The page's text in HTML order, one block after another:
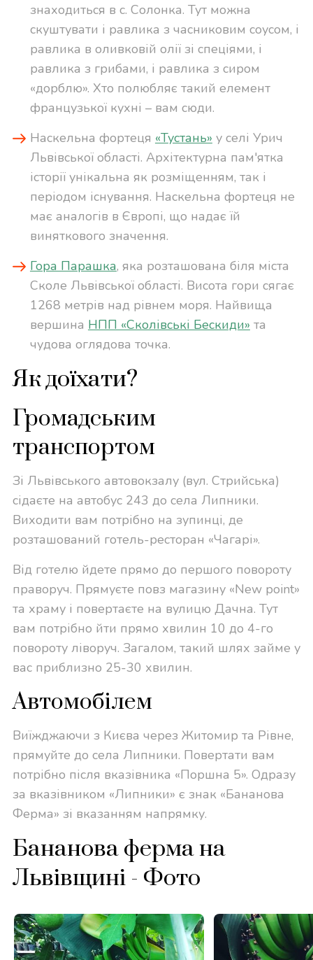
знаходиться в с. Солонка. Тут можна
скуштувати і равлика з часниковим соусом, і
равлика в оливковій олії зі спеціями, і
равлика з грибами, і равлика з сиром
«дорблю». Хто полюбляє такий елемент
французької кухні – вам сюди.
Наскельна фортеця «Тустань» у селі Урич
Львівської області. Архітектурна пам'ятка
історії унікальна як розміщенням, так і
періодом існування. Наскельна фортеця не
має аналогів в Європі, що надає їй
виняткового значення.
Гора Парашка, яка розташована біля міста
Сколе Львівської області. Висота гори сягає
1268 метрів над рівнем моря. Найвища
вершина НПП «Сколівські Бескиди» та
чудова оглядова точка.
Як доїхати?
Громадським
транспортом
Зі Львівського автовокзалу (вул. Стрийська)
сідаєте на автобус 243 до села Липники.
Виходити вам потрібно на зупинці, де
розташований готель-ресторан «Чагарі».
Від готелю йдете прямо до першого повороту
праворуч. Прямуєте повз магазину «New point»
та храму і повертаєте на вулицю Дачна. Тут
вам потрібно йти прямо хвилин 10 до 4-го
повороту ліворуч. Загалом, такий шлях займе у
вас приблизно 25-30 хвилин.
Автомобілем
Виїжджаючи з Києва через Житомир та Рівне,
прямуйте до села Липники. Повертати вам
потрібно після вказівника «Поршна 5». Одразу
за вказівником «Липники» є знак «Бананова
Ферма» зі вказанням напрямку.
Бананова ферма на
Львівщині - Фото